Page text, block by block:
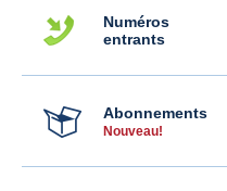
Numéros
entrants
Abonnements
Nouveau!